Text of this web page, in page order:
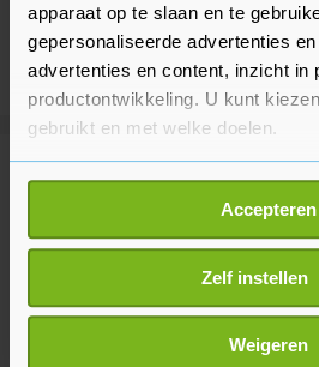
apparaat op te slaan en te
gepersonaliseerde advertenties
advertenties en content, inzicht in
productontwikkeling. U kunt
gebruikt en met welke doelen.
Als u het toestaat, willen we ook
Informatie verzamelen
locatie, die tot een paar
Uw apparaat identificeren
scannen op specifieke
Lees meer over hoe uw
Accepteren
Zelf instellen
Weigeren
Meer uit Sport
zware etappe Tour de France
Femmes